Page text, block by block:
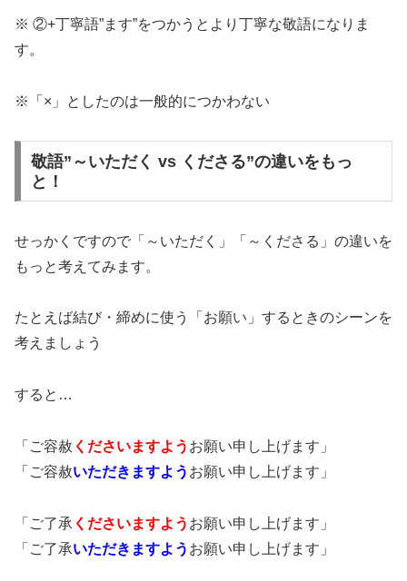
※ ②+丁寧語”ます”をつかうとより丁寧な敬語になりま
す。
※「×」としたのは一般的につかわない
敬語”～いただく vs くださる”の違いをもっ
と！
せっかくですので「～いただく」「～くださる」の違いを
もっと考えてみます。
たとえば結び・締めに使う「お願い」するときのシーンを
考えましょう
すると…
「ご容赦 くださいますよう お願い申し上げます」
「ご容赦いただきますよう お願い申し上げます」
「ご了承 くださいますよう お願い申し上げます」
「ご了承いただきますよう お願い申し上げます」